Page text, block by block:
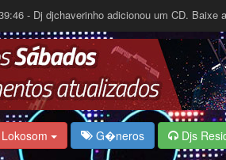
- Dj djchaverinho adicionou um CD. Baixe
G�neros Djs